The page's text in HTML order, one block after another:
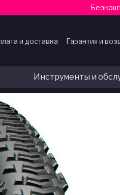
и доставка Гарантия и
Инструменты и